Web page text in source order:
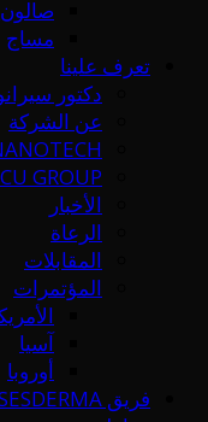
صالون
مساج
تعرف علينا
دكتور
عن الشركة
GROUP
الأخبار
الرعاة
المقابلات
المؤتمرات
آسيا
أوروبا
فريق SESDERMA